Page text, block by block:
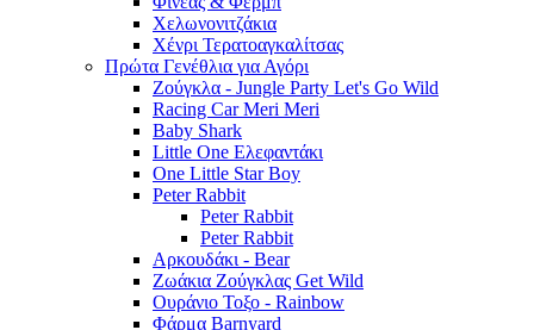
Χελωνονιτζάκια
Χένρι Τερατοαγκαλίτσας
Πρώτα Γενέθλια για Αγόρι
Ζούγκλα - Jungle Party Let's Go Wild
Racing Car Meri Meri
Baby Shark
Little One Ελεφαντάκι
One Little Star Boy
Peter Rabbit
Peter Rabbit
Peter Rabbit
Αρκουδάκι - Bear
Ζωάκια Ζούγκλας Get Wild
Ουράνιο Τοξο - Rainbow
Φάρμα Barnyard